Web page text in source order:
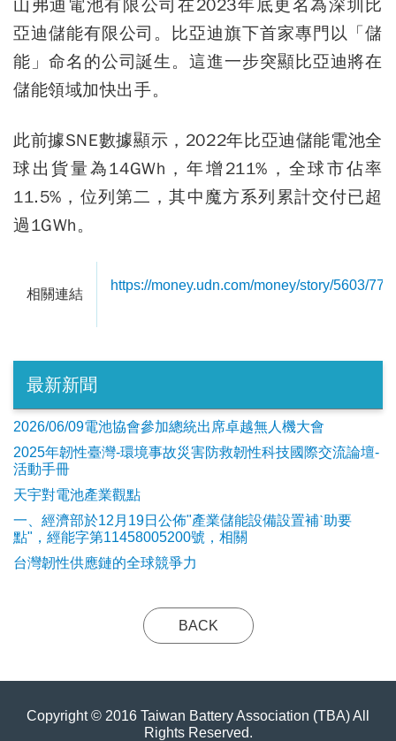
山弗迪電池有限公司在2023年底更名為深圳比
亞迪儲能有限公司。比亞迪旗下首家專門以「儲
能」命名的公司誕生。這進一步突顯比亞迪將在
儲能領域加快出手。
此前據SNE數據顯示，2022年比亞迪儲能電池全
球出貨量為14GWh，年增211%，全球市佔率
11.5%，位列第二，其中魔方系列累計交付已超
過1GWh。
相關連結
https://money.udn.com/money/story/5603/
最新新聞
2026/06/09電池協會參加總統出席卓越無人機大會
2025年韌性臺灣-環境事故災害防救韌性科技國際交流論壇-
活動手冊
天宇對電池產業觀點
​一、經濟部於12月19日公佈"產業儲能設備設置補ˋ助要
點"，經能字第11458005200號，相關
台灣韌性供應鏈的全球競爭力
BACK
Copyright © 2016 Taiwan Battery Association (TBA) All
Rights Reserved.